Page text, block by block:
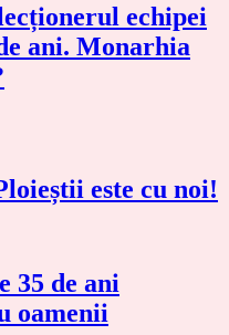
echipei
ani. Monarhia
este cu noi!
35 de ani
oamenii